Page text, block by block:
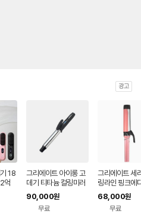
광고
18
억
쉬
대
그리에이트 아이롱 고
데기 티타늄 컬링미러
90,000원
무료
그리에이트 세
링라인 핑크에
미리
68,000원
무료